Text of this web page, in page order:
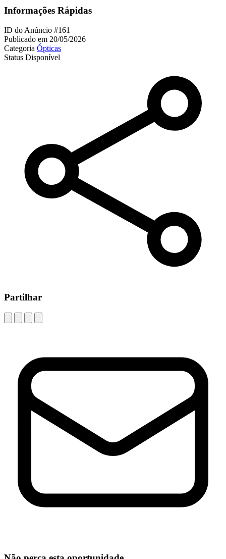
Informações Rápidas
ID do Anúncio #161
Publicado em 20/05/2026
Categoria Ópticas
Status Disponível
Partilhar